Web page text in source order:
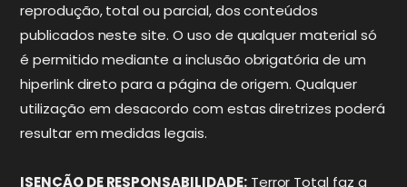
reprodução, total ou parcial, dos conteúdos
publicados neste site. O uso de qualquer material só
é permitido mediante a inclusão obrigatória de um
hiperlink direto para a página de origem. Qualquer
utilização em desacordo com estas diretrizes poderá
resultar em medidas legais.
ISENÇÃO DE RESPONSABILIDADE:Terror Total faz a